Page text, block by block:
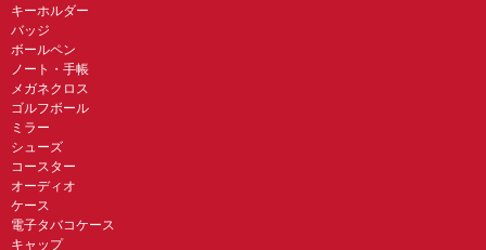
キーホルダー
バッジ
ボールペン
ノート・手帳
メガネクロス
ゴルフボール
ミラー
シューズ
コースター
オーディオ
ケース
電子タバコケース
キャップ